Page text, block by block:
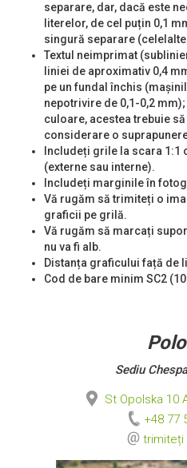
separare, dar, dacă este
literelor, de cel puțin 0,1
singură separare
Textul neimprimat
liniei de aproximativ 0,4
pe un fundal închis
nepotrivire de 0,1-0,2
culoare, acestea trebuie
considerare o
Includeți grile la scara
(externe sau interne).
Includeți marginile în
Vă rugăm să trimiteți o
graficii pe grilă.
Vă rugăm să marcați
nu va fi alb.
Distanța graficului față de
Cod de bare minim SC2
Sediu
St Opolska 10
+48 77
trimiteți